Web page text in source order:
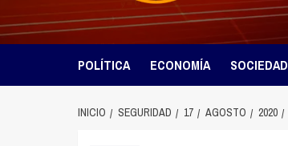
POLÍTICA ECONOMÍA SOCIEDAD
INICIO SEGURIDAD 17 AGOSTO 2020